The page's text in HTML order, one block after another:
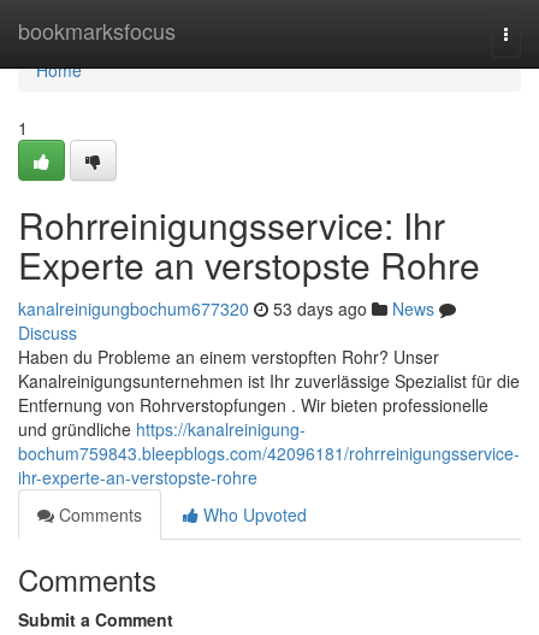
bookmarksfocus
Home
Home
1
Rohrreinigungsservice: Ihr
Experte an verstopste Rohre
kanalreinigungbochum677320 53 days ago
News
Discuss
Haben du Probleme an einem verstopften Rohr? Unser
Kanalreinigungsunternehmen ist Ihr zuverlässige Spezialist für die
Entfernung von Rohrverstopfungen . Wir bieten professionelle
und gründliche https://kanalreinigung-
bochum759843.bleepblogs.com/42096181/rohrreinigungsservice-
ihr-experte-an-verstopste-rohre
Comments
Who Upvoted
Comments
Submit a Comment